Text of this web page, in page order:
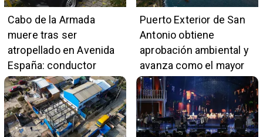
Cabo de la Armada
muere tras ser
atropellado en Avenida
España: conductor
también pertenece a la
institución naval
Puerto Exterior de San
Antonio obtiene
aprobación ambiental y
avanza como el mayor
proyecto portuario del
país